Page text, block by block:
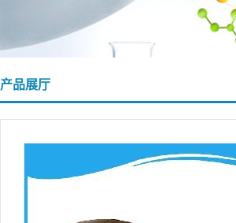
产品展厅